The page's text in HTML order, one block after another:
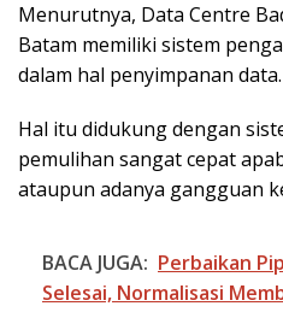
Menurutnya, Data Centre
Batam memiliki sistem
dalam hal penyimpanan data.
Hal itu didukung dengan
pemulihan sangat cepat
ataupun adanya gangguan
BACA JUGA: Perbaikan
Selesai, Normalisasi